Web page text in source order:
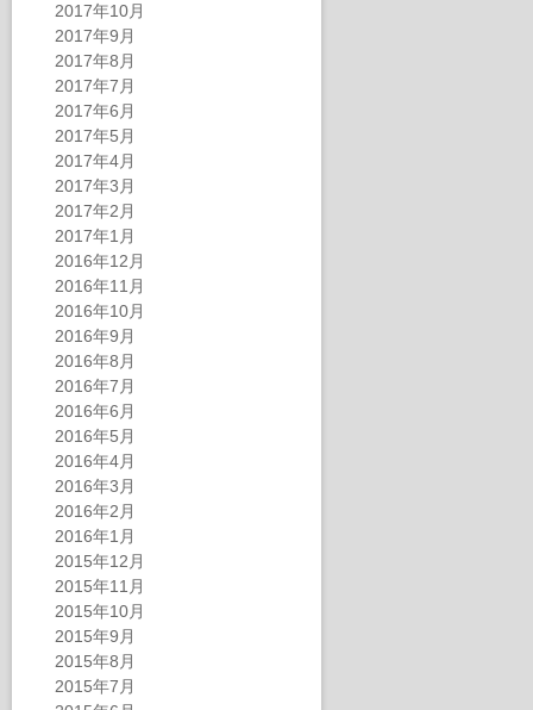
2017年10月
2017年9月
2017年8月
2017年7月
2017年6月
2017年5月
2017年4月
2017年3月
2017年2月
2017年1月
2016年12月
2016年11月
2016年10月
2016年9月
2016年8月
2016年7月
2016年6月
2016年5月
2016年4月
2016年3月
2016年2月
2016年1月
2015年12月
2015年11月
2015年10月
2015年9月
2015年8月
2015年7月